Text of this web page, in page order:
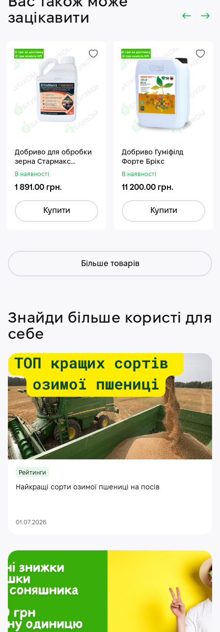
зацікавити
Добриво для обробки
зерна Стармакс
Гуміфос
В наявності
1 891.00 грн.
Купити
Добриво Гуміфілд
Форте Брікс
В наявності
11 200.00 грн.
Купити
Більше товарів
Знайди більше користі для
себе
Рейтинги
Найкращі сорти озимої пшениці на посів
01.07.2026